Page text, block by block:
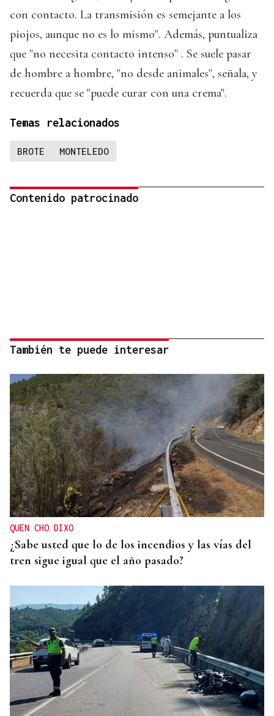
con contacto. La transmisión es semejante a los
piojos, aunque no es lo mismo". Además, puntualiza
que "no necesita contacto intenso" . Se suele pasar
de hombre a hombre, "no desde animales", señala, y
recuerda que se "puede curar con una crema".
Temas relacionados
BROTE MONTELEDO
Contenido patrocinado
También te puede interesar
QUEN CHO DIXO
¿Sabe usted que lo de los incendios y las vías del
tren sigue igual que el año pasado?